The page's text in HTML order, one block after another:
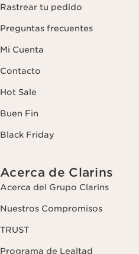
Rastrear tu pedido
Preguntas frecuentes
Mi Cuenta
Contacto
Hot Sale
Buen Fin
Black Friday
Acerca de Clarins
Acerca del Grupo Clarins
Nuestros Compromisos
TRUST
Programa de Lealtad